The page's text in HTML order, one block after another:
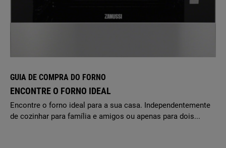
GUIA DE COMPRA DO FORNO
ENCONTRE O FORNO IDEAL
Encontre o forno ideal para a sua casa. Independentemente
de cozinhar para família e amigos ou apenas para dois...